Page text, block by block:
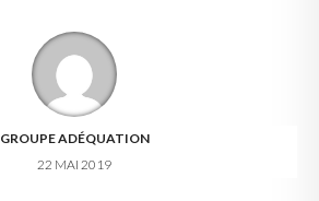
GROUPE ADÉQUATION
22 MAI 2019